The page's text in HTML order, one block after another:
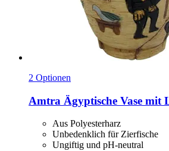
2 Optionen
Amtra Ägyptische Vase mit
Aus Polyesterharz
Unbedenklich für Zierfische
Ungiftig und pH-neutral